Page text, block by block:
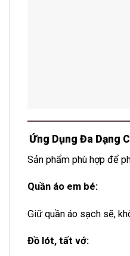
Ứng Dụng Đa Dạng
Sản phẩm phù hợp để
Quần áo em bé:
Giữ quần áo sạch sẽ,
Đồ lót, tất vớ: